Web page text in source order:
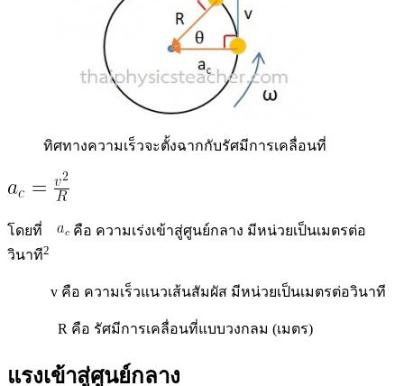
ทิศทางความเร็วจะตั้งฉากกับรัศมีการเคลื่อนที่
โดยที่
คือ ความเร่งเข้าสู่ศูนย์กลาง มีหน่วยเป็นเมตรต่อ
วินาที2
v คือ ความเร็วแนวเส้นสัมผัส มีหน่วยเป็นเมตรต่อวินาที
R คือ รัศมีการเคลื่อนที่แบบวงกลม (เมตร)
แรงเข้าสู่ศูนย์กลาง